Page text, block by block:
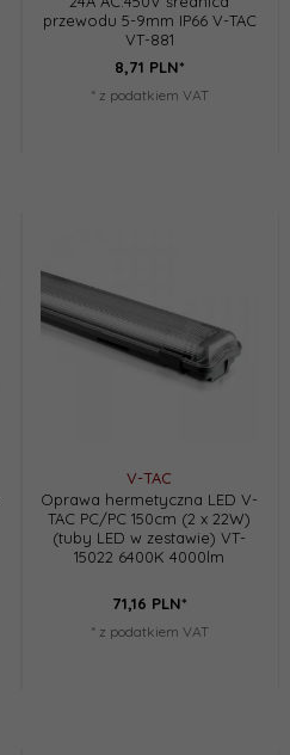
przewodu 5-9mm IP66 V-TAC
VT-881
8,71 PLN*
* z podatkiem VAT
V-TAC
Oprawa hermetyczna LED V-
TAC PC/PC 150cm (2 x 22W)
(tuby LED w zestawie) VT-
15022 6400K 4000lm
71,16 PLN*
* z podatkiem VAT